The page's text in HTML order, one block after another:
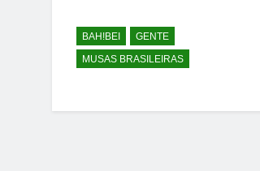
BAH!BEI
GENTE
MUSAS BRASILEIRAS